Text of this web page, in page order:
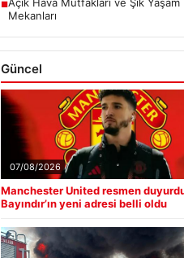
■
Mekanları
Güncel
07/08/2026
Manchester United resmen
Bayındır’ın yeni adresi belli oldu